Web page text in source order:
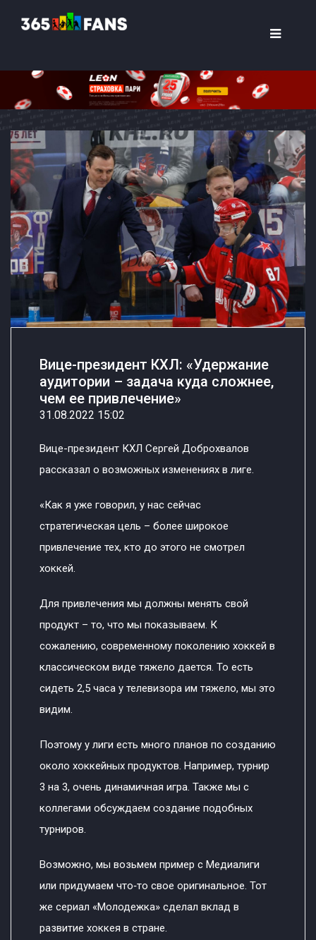
Вице-президент КХЛ: «Удержание
аудитории – задача куда сложнее,
чем ее привлечение»
31.08.2022 15:02
Вице-президент КХЛ Сергей Доброхвалов
рассказал о возможных изменениях в лиге.
«Как я уже говорил, у нас сейчас
стратегическая цель – более широкое
привлечение тех, кто до этого не смотрел
хоккей.
Для привлечения мы должны менять свой
продукт – то, что мы показываем. К
сожалению, современному поколению хоккей в
классическом виде тяжело дается. То есть
сидеть 2,5 часа у телевизора им тяжело, мы это
видим.
Поэтому у лиги есть много планов по созданию
около хоккейных продуктов. Например, турнир
3 на 3, очень динамичная игра. Также мы с
коллегами обсуждаем создание подобных
турниров.
Возможно, мы возьмем пример с Медиалиги
или придумаем что‑то свое оригинальное. Тот
же сериал «Молодежка» сделал вклад в
развитие хоккея в стране.